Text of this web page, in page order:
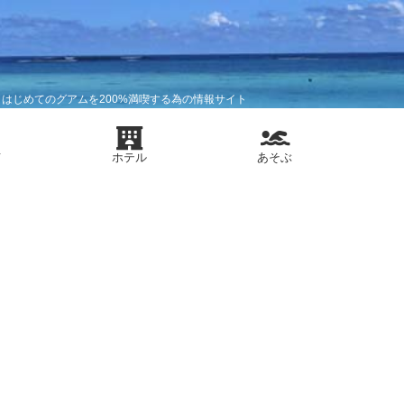
じめてのグアムを200%満喫する為の情報サイト
ホテル あそぶ